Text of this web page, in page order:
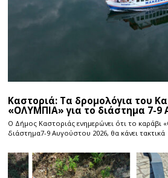
Καστοριά: Τα δρομολόγια του
«ΟΛΥΜΠΙΑ» για το διάστημα 7-9
Ο Δήμος Καστοριάς ενημερώνει ότι το καράβι
διάστημα7-9 Αυγούστου 2026, θα κάνει τακτικά